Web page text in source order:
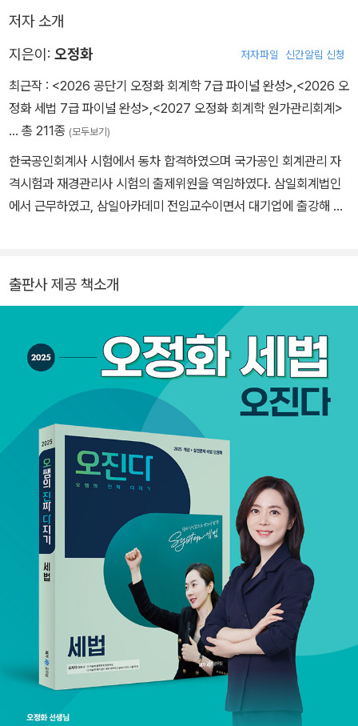
저자 소개
지은이: 오정화 저자파일 신간알림 신청
최근작 : <2026 공단기 오정화 회계학 7급 파이널 완성>,<2026 오
정화 세법 7급 파이널 완성>,<2027 오정화 회계학 원가관리회계>
… 총 211종 (모두보기)
한국공인회계사 시험에서 동차 합격하였으며 국가공인 회계관리 자
격시험과 재경관리사 시험의 출제위원을 역임하였다. 삼일회계법인
에서 근무하였고, 삼일아카데미 전임교수이면서 대기업에 출강해 재
법』, 『오정화 세법 OX 필살기』, 『오정화 기출플러스』, 『오정화 지방
세법』, 『오정화 회계학 재무회계』, 『오정화 회계학 원가관리회계』,
『오정화 회계학 정부회계』, 『오정화 회계학 기출플러스』, 『오정화 회
계학 회계 1000제』, 『오정화 회계학 점핑 플러스』, 『오정화 회계학
썰전(객관식 서술형 완전정복)』, 『오정화 회계학 모의고사』 등이 있
으며, 공인회계사‧세무사 관련 『오정화 세법 기본 이론』, 『오정화 세
법 한정판』, 『오정화 세법 객관식 문제집』, 『오정화 세법 세무회계연
습』 등이 있다.
출판사 제공 책소개